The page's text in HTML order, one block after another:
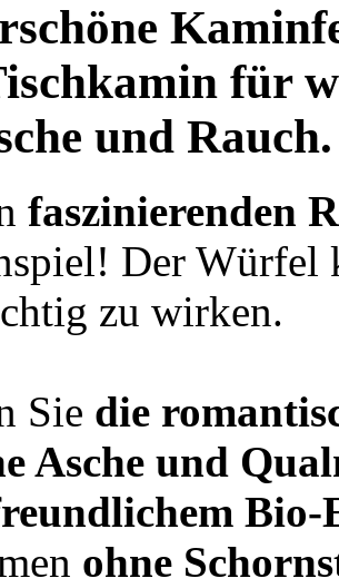
für
und Rauch.
faszinierenden
Der
zu wirken.
Sie die
Asche und
Bio-
ohne